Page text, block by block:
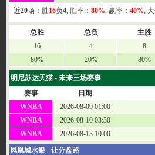
近20场：胜16负4, 胜率： 80%, 赢率： 40%, 大
总胜 总负 主胜
16
4 8
80%
20% 80%
明尼苏达天猫 - 未来三场赛事
赛事
日期
WNBA
2026-08-09 01:00
WNBA
2026-08-10 03:30
WNBA
2026-08-13 10:00
凤凰城水银 - 让分盘路